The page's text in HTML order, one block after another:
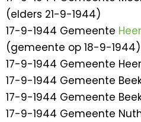
(elders 21-9-1944)
17-9-1944 Gemeente
(gemeente op 18-9-1944)
17-9-1944 Gemeente
17-9-1944 Gemeente
17-9-1944 Gemeente
17-9-1944 Gemeente